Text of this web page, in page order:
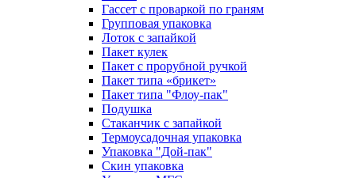
Гассет с проваркой по граням
Групповая упаковка
Лоток с запайкой
Пакет кулек
Пакет с прорубной ручкой
Пакет типа «брикет»
Пакет типа "Флоу-пак"
Подушка
Стаканчик с запайкой
Термоусадочная упаковка
Упаковка "Дой-пак"
Скин упаковка